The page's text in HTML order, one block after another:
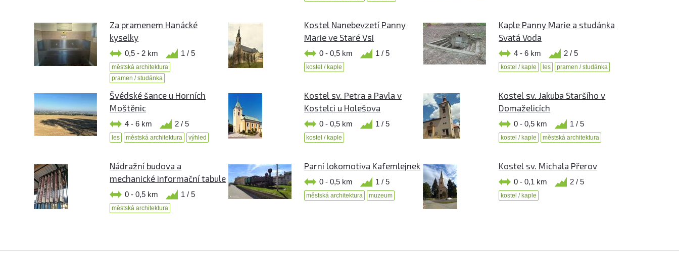
Za pramenem Hanácké
kyselky
0,5 - 2 km 1 / 5
městská architektura
pramen / studánka
Kostel Nanebevzetí Panny
Marie ve Staré Vsi
0 - 0,5 km 1 / 5
kostel / kaple
Kaple Panny Marie a studánka
Svatá Voda
4 - 6 km 2 / 5
kostel / kaple les pramen / studánka
Švédské šance u Horních
Moštěnic
4 - 6 km 2 / 5
les městská architektura výhled
Kostel sv. Petra a Pavla v
Kostelci u Holešova
0 - 0,5 km 1 / 5
kostel / kaple
Kostel sv. Jakuba Staršího v
Domaželicích
0 - 0,5 km 1 / 5
kostel / kaple městská architektura
Nádražní budova a
mechanické informační tabule
0 - 0,5 km 1 / 5
městská architektura
Parní lokomotiva Kafemlejnek
0 - 0,5 km 1 / 5
městská architektura muzeum
Kostel sv. Michala Přerov
0 - 0,1 km 2 / 5
kostel / kaple